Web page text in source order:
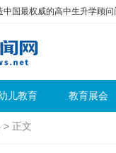
国最权威的高中生升学顾
儿教育 教育展会
> 正文